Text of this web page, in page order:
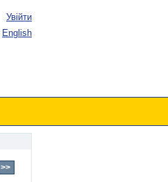
Увійти
English